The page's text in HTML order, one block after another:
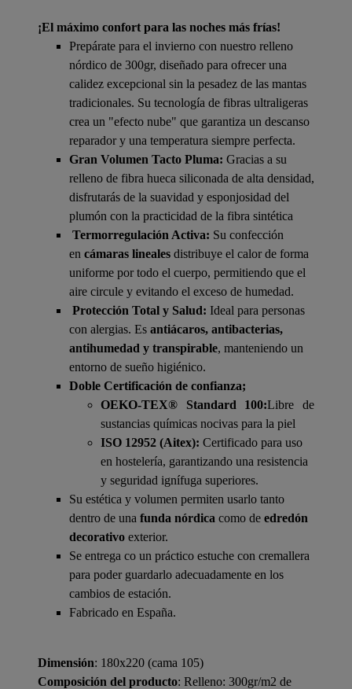
¡El máximo confort para las noches más frías!
Prepárate para el invierno con nuestro relleno
nórdico de 300gr, diseñado para ofrecer una
calidez excepcional sin la pesadez de las mantas
tradicionales. Su tecnología de fibras ultraligeras
crea un "efecto nube" que garantiza un descanso
reparador y una temperatura siempre perfecta.
Gran Volumen Tacto Pluma: Gracias a su
relleno de fibra hueca siliconada de alta densidad,
disfrutarás de la suavidad y esponjosidad del
plumón con la practicidad de la fibra sintética
Termorregulación Activa: Su confección
en cámaras lineales distribuye el calor de forma
uniforme por todo el cuerpo, permitiendo que el
aire circule y evitando el exceso de humedad.
Protección Total y Salud: Ideal para personas
con alergias. Es antiácaros, antibacterias,
antihumedad y transpirable, manteniendo un
entorno de sueño higiénico.
Doble Certificación de confianza;
OEKO-TEX® Standard 100:Libre de
sustancias químicas nocivas para la piel
ISO 12952 (Aitex): Certificado para uso
en hostelería, garantizando una resistencia
y seguridad ignífuga superiores.
Su estética y volumen permiten usarlo tanto
dentro de una funda nórdica como de edredón
decorativo exterior.
Se entrega co un práctico estuche con cremallera
para poder guardarlo adecuadamente en los
cambios de estación.
Fabricado en España.
Dimensión: 180x220 (cama 105)
Composición del producto: Relleno: 300gr/m2 de